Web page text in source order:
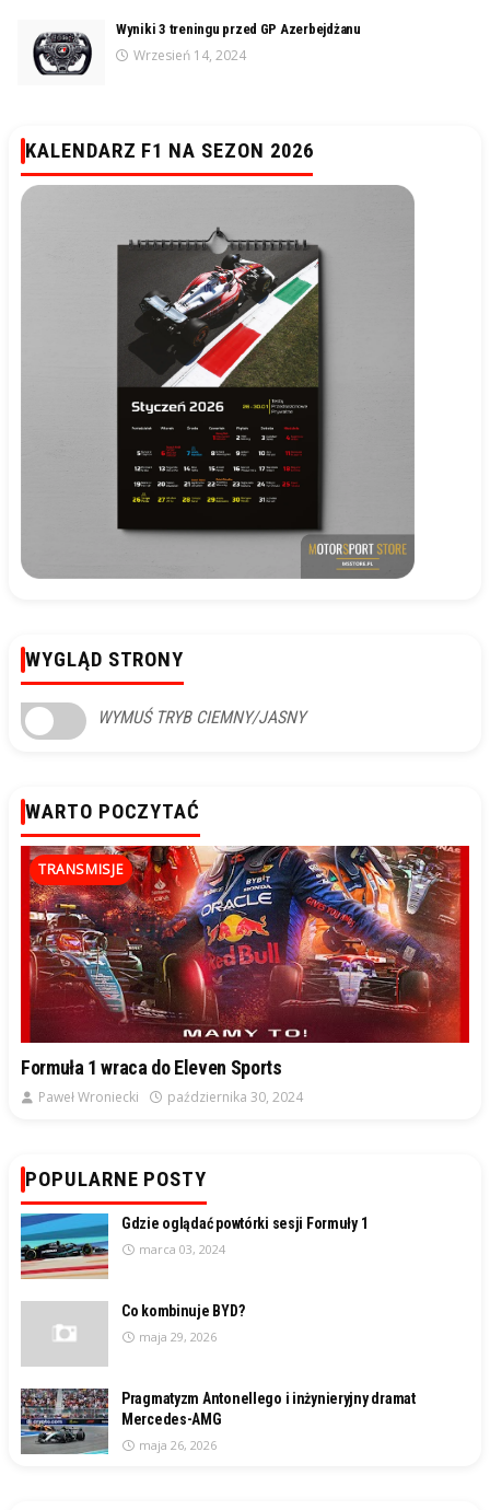
Wyniki 3 treningu przed GP Azerbejdżanu
Wrzesień 14, 2024
KALENDARZ F1 NA SEZON 2026
WYGLĄD STRONY
WYMUŚ TRYB CIEMNY/JASNY
WARTO POCZYTAĆ
TRANSMISJE
Formuła 1 wraca do Eleven Sports
Paweł Wroniecki października 30, 2024
POPULARNE POSTY
Gdzie oglądać powtórki sesji Formuły 1
marca 03, 2024
Co kombinuje BYD?
maja 29, 2026
Pragmatyzm Antonellego i inżynieryjny dramat
Mercedes-AMG
maja 26, 2026